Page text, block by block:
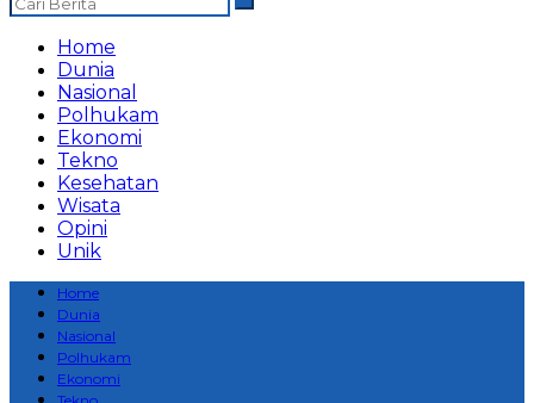
Home
Dunia
Nasional
Polhukam
Ekonomi
Tekno
Kesehatan
Wisata
Opini
Unik
Home
Dunia
Nasional
Polhukam
Ekonomi